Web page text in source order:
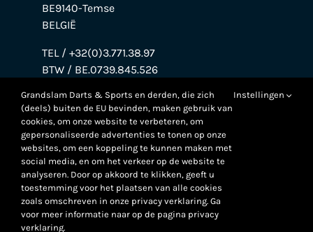
BE9140-Temse
BELGIË
TEL / +32(0)3.771.38.97
BTW / BE.0739.845.526
Grandslam Darts & Sports en derden, die zich
(deels) buiten de EU bevinden, maken gebruik van
cookies, om onze website te verbeteren, om
gepersonaliseerde advertenties te tonen op onze
websites, om een koppeling te kunnen maken met
social media, en om het verkeer op de website te
analyseren. Door op akkoord te klikken, geeft u
toestemming voor het plaatsen van alle cookies
zoals omschreven in onze privacy verklaring. Ga
voor meer informatie naar op de pagina privacy
verklaring.
Instellingen